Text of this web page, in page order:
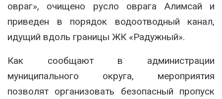
овраг», очищено русло оврага Алимсай и
приведен в порядок водоотводный канал,
идущий вдоль границы ЖК «Радужный».
Как сообщают в администрации
муниципального округа, мероприятия
позволят организовать безопасный пропуск